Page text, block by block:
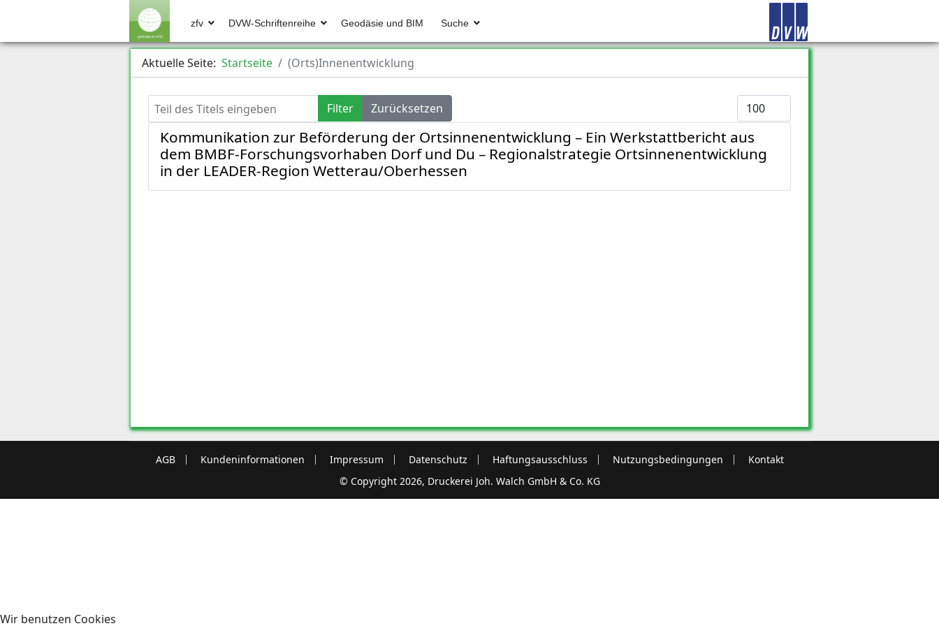
zfv DVW-Schriftenreihe Geodäsie und BIM Suche
Aktuelle Seite: Startseite (Orts)Innenentwicklung
Teil des Titels eingeben Filter Zurücksetzen Anzeige #
Kommunikation zur Beförderung der Ortsinnenentwicklung – Ein Werkstattbericht aus
dem BMBF-Forschungsvorhaben Dorf und Du – Regionalstrategie Ortsinnenentwicklung
in der LEADER-Region Wetterau/Oberhessen
AGB Kundeninformationen Impressum Datenschutz Haftungsausschluss Nutzungsbedingungen
Kontakt
© Copyright 2026, Druckerei Joh. Walch GmbH & Co. KG
Wir benutzen Cookies